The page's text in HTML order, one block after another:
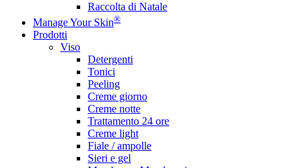
Raccolta di Natale
Manage Your Skin®
Prodotti
Viso
Detergenti
Tonici
Peeling
Creme giorno
Creme notte
Trattamento 24 ore
Creme light
Fiale / ampolle
Sieri e gel